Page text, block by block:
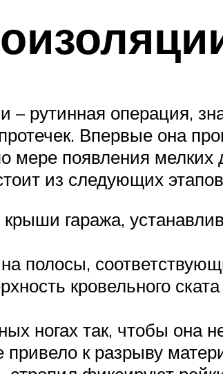
рутинная операция,
Впервые она
мере появления мелких
из следующих
гаража,
полосы,
кровельного
ногах так, чтобы она
к разрыву